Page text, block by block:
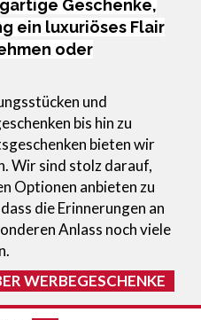
Geschenke,
ein luxuriöses Flair
oder
und
bis hin zu
bieten wir
Wir sind stolz darauf,
Optionen anbieten zu
die Erinnerungen an
Anlass noch viele
WERBEGESCHENKE